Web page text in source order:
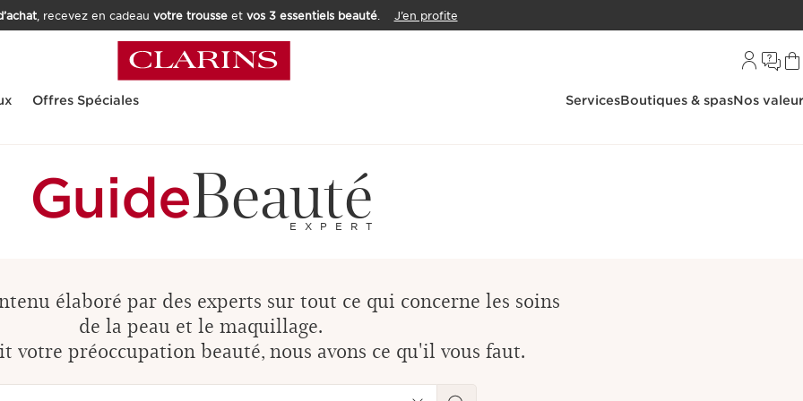
, recevez en cadeau votre trousseet vos 3 essentiels beauté.
J’en profite
Offres Spéciales ServicesBoutiques & spasNos
GuideBeauté
EXPERT
élaboré par des experts sur tout ce qui concerne les soins
de la peau et le maquillage.
votre préoccupation beauté, nous avons ce qu'il vous faut.